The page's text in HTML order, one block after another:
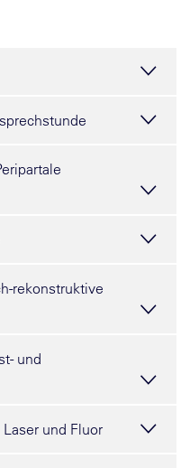
rekonstruktive
und
und Fluor